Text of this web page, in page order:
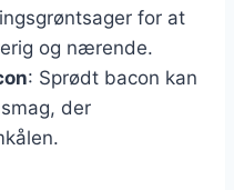
for at
og nærende.
: Sprødt bacon kan
der